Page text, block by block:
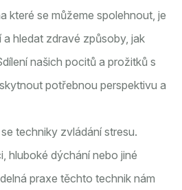
které se můžeme spolehnout, je
hledat zdravé způsoby, jak
našich pocitů a prožitků s
potřebnou perspektivu a
techniky zvládání stresu.
hluboké dýchání nebo jiné
praxe těchto technik nám